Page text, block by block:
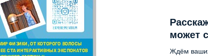
может
Ждём